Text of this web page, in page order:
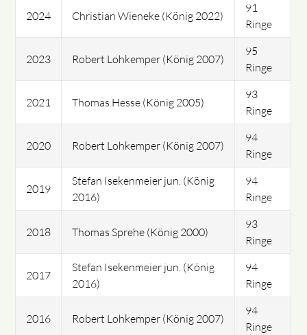
2024 Christian Wieneke (König 2022)
91
Ringe
2023 Robert Lohkemper (König 2007)
95
Ringe
2021 Thomas Hesse (König 2005)
93
Ringe
2020 Robert Lohkemper (König 2007)
94
Ringe
2019
Stefan Isekenmeier jun. (König
2016)
94
Ringe
2018 Thomas Sprehe (König 2000)
93
Ringe
2017
Stefan Isekenmeier jun. (König
2016)
94
Ringe
2016 Robert Lohkemper (König 2007)
94
Ringe